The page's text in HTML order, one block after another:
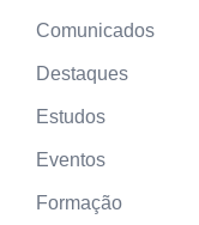
Comunicados
Destaques
Estudos
Eventos
Formação